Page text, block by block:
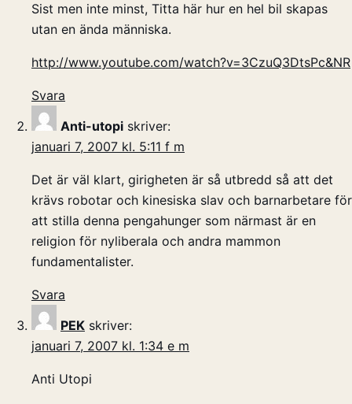
Sist men inte minst, Titta här hur en hel bil skapas
utan en ända människa.
http://www.youtube.com/watch?v=3CzuQ3DtsPc&NR
Svara
Anti-utopi skriver:
januari 7, 2007 kl. 5:11 f m
Det är väl klart, girigheten är så utbredd så att det
krävs robotar och kinesiska slav och barnarbetare för
att stilla denna pengahunger som närmast är en
religion för nyliberala och andra mammon
fundamentalister.
Svara
PEK skriver:
januari 7, 2007 kl. 1:34 e m
Anti Utopi